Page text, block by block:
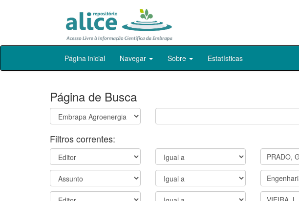
Skip
Página inicial Navegar Sobre Estatísticas
Página de Busca
Filtros correntes: